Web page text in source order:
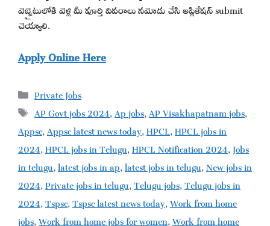
వెబ్సైటులోకి వెళ్లి మీ పూర్తి వివరాలు నమోదు చేసి అప్లికేషన్ submit
చెయ్యాలి.
Apply Online Here
Categories
Private Jobs
Tags
AP Govt jobs 2024,Ap jobs,AP Visakhapatnam jobs,
Appsc,Appsc latest news today,HPCL,HPCL jobs in
2024,HPCL jobs in Telugu,HPCL Notification 2024,Jobs
in telugu,latest jobs in ap,latest jobs in telugu,New jobs in
2024,Private jobs in telugu,Telugu jobs,Telugu jobs in
2024,Tspsc,Tspsc latest news today,Work from home
jobs,Work from home jobs for women,Work from home